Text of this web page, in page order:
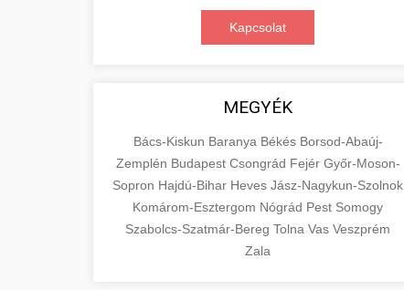
Kapcsolat
MEGYÉK
Bács-Kiskun Baranya Békés Borsod-Abaúj-
Zemplén Budapest Csongrád Fejér Győr-Moson-
Sopron Hajdú-Bihar Heves Jász-Nagykun-Szolnok
Komárom-Esztergom Nógrád Pest Somogy
Szabolcs-Szatmár-Bereg Tolna Vas Veszprém
Zala